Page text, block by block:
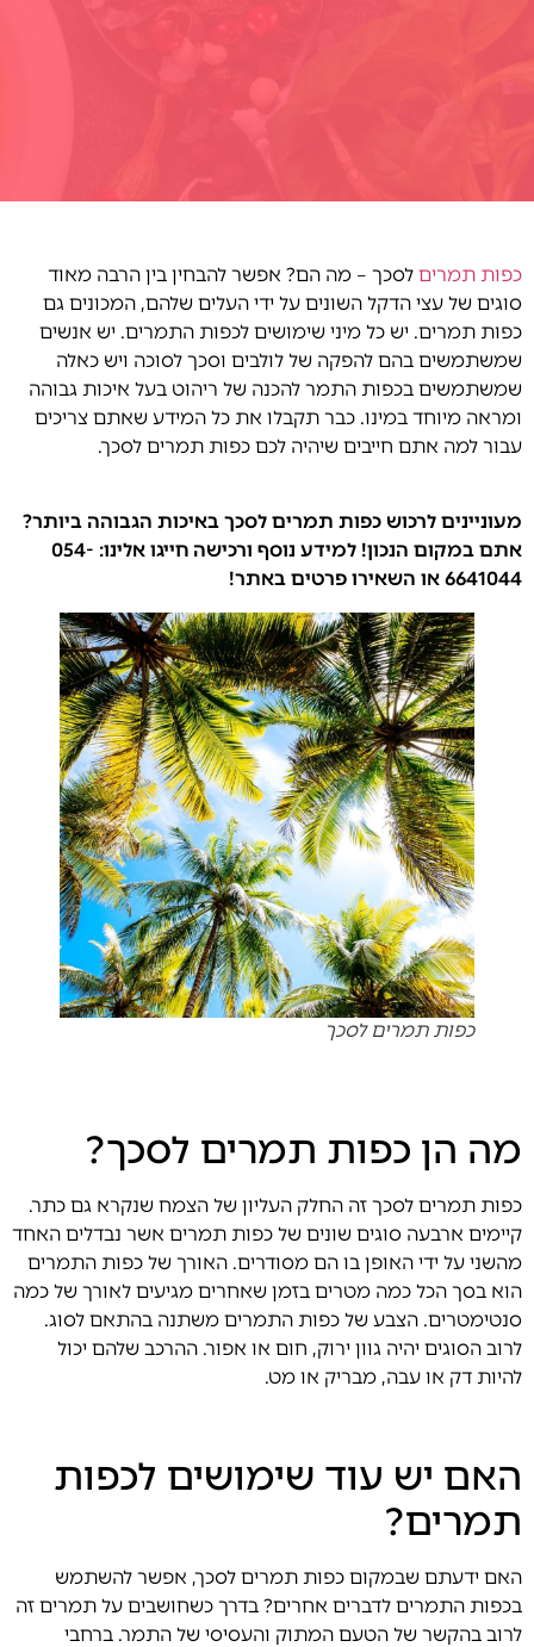
כפות תמרים לסכך – מה הם? אפשר להבחין בין הרבה מאוד
סוגים של עצי הדקל השונים על ידי העלים שלהם, המכונים גם
כפות תמרים. יש כל מיני שימושים לכפות התמרים. יש אנשים
שמשתמשים בהם להפקה של לולבים וסכך לסוכה ויש כאלה
שמשתמשים בכפות התמר להכנה של ריהוט בעל איכות גבוהה
ומראה מיוחד במינו. כבר תקבלו את כל המידע שאתם צריכים
עבור למה אתם חייבים שיהיה לכם כפות תמרים לסכך.
מעוניינים לרכוש כפות תמרים לסכך באיכות הגבוהה ביותר?
אתם במקום הנכון! למידע נוסף ורכישה חייגו אלינו: 054-
6641044 או השאירו פרטים באתר!
כפות תמרים לסכך
מה הן כפות תמרים לסכך?
כפות תמרים לסכך זה החלק העליון של הצמח שנקרא גם כתר.
קיימים ארבעה סוגים שונים של כפות תמרים אשר נבדלים האחד
מהשני על ידי האופן בו הם מסודרים. האורך של כפות התמרים
הוא בסך הכל כמה מטרים בזמן שאחרים מגיעים לאורך של כמה
סנטימטרים. הצבע של כפות התמרים משתנה בהתאם לסוג.
לרוב הסוגים יהיה גוון ירוק, חום או אפור. ההרכב שלהם יכול
להיות דק או עבה, מבריק או מט.
האם יש עוד שימושים לכפות
תמרים?
האם ידעתם שבמקום כפות תמרים לסכך, אפשר להשתמש
בכפות התמרים לדברים אחרים? בדרך כשחושבים על תמרים זה
לרוב בהקשר של הטעם המתוק והעסיסי של התמר. ברחבי